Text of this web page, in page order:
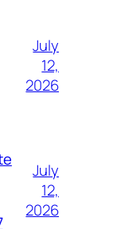
July
12,
2026
July
12,
2026